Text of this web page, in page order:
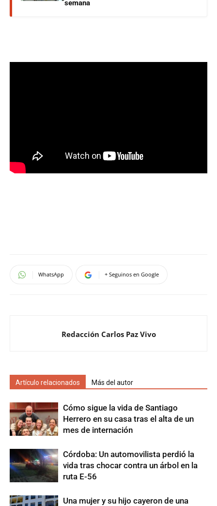
semana
WhatsApp + Seguinos en Google
Redacción Carlos Paz Vivo
Artículo relacionados Más del autor
Cómo sigue la vida de Santiago
Herrero en su casa tras el alta de un
mes de internación
Córdoba: Un automovilista perdió la
vida tras chocar contra un árbol en la
ruta E-56
Una mujer y su hijo cayeron de una